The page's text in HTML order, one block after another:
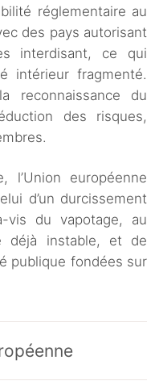
réglementaire au
des pays autorisant
interdisant, ce qui
intérieur fragmenté.
reconnaissance du
des risques,
l’Union européenne
d’un durcissement
vis du vapotage, au
déjà instable, et de
publique fondées sur